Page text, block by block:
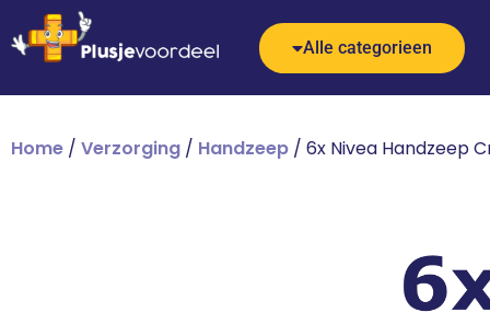
Alle categorieen
Home / Verzorging / Handzeep / 6x Nivea Handzeep